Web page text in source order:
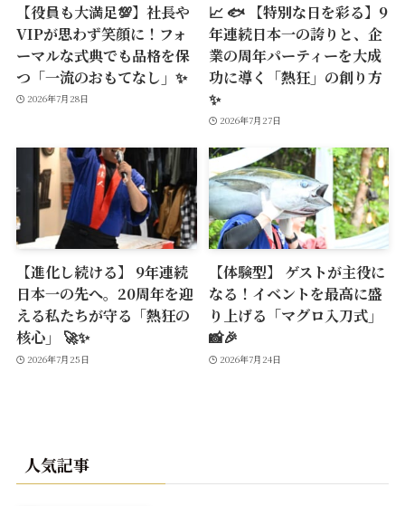
【役員も大満足💯】社長や
VIPが思わず笑顔に！フォ
ーマルな式典でも品格を保
つ「一流のおもてなし」✨
2026年7月28日
📈 🐟 【特別な日を彩る】9
年連続日本一の誇りと、企
業の周年パーティーを大成
功に導く「熱狂」の創り方
✨
2026年7月27日
【進化し続ける】 9年連続
日本一の先へ。20周年を迎
える私たちが守る「熱狂の
核心」 🚀✨
2026年7月25日
【体験型】 ゲストが主役に
なる！イベントを最高に盛
り上げる「マグロ入刀式」
📸🎉
2026年7月24日
人気記事